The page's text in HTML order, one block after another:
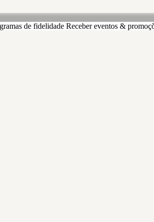
de fidelidade Receber eventos &